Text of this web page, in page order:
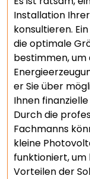
Installation
konsultieren.
die optimale
bestimmen,
er Sie über
Ihnen
Durch die
Fachmanns
kleine
funktioniert,
Vorteilen der